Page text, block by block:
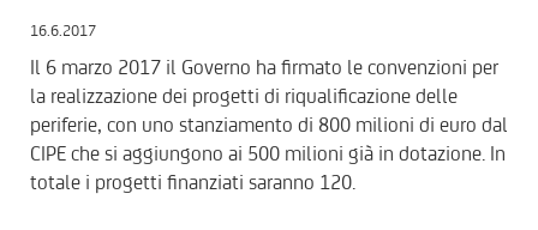
16.6.2017
Il 6 marzo 2017 il Governo ha firmato le convenzioni per
la realizzazione dei progetti di riqualificazione delle
periferie, con uno stanziamento di 800 milioni di euro dal
CIPE che si aggiungono ai 500 milioni già in dotazione. In
totale i progetti finanziati saranno 120.